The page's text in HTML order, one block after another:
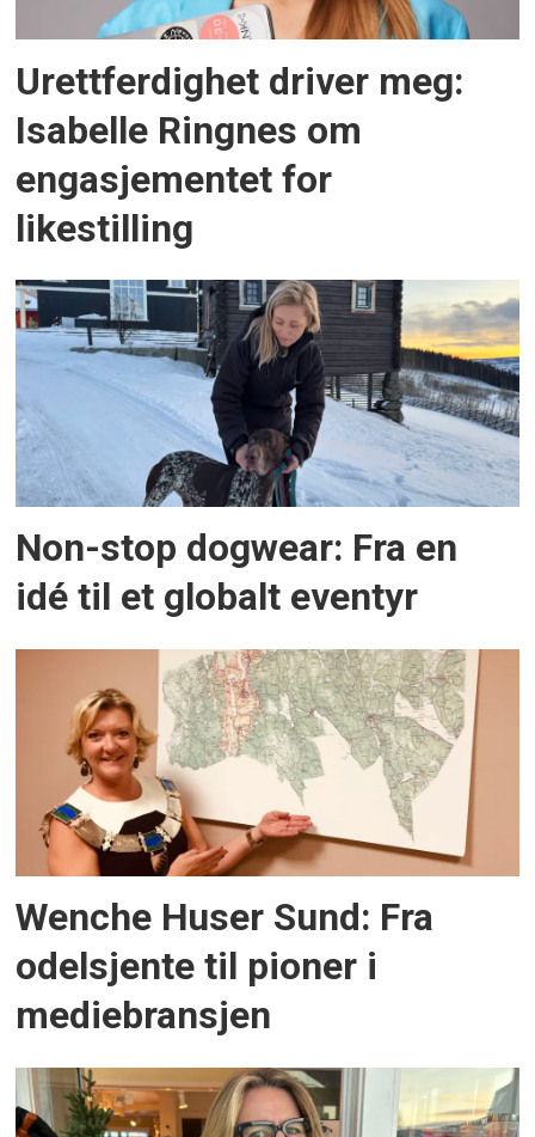
Urettferdighet driver meg:
Isabelle Ringnes om
engasjementet for
likestilling
Non-stop dogwear: Fra en
idé til et globalt eventyr
Wenche Huser Sund: Fra
odelsjente til pioner i
mediebransjen